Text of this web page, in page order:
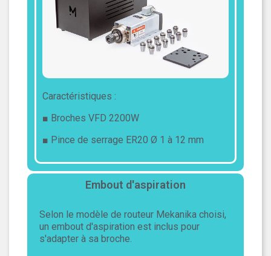
Caractéristiques :
■ Broches VFD 2200W
■ Pince de serrage ER20 Ø 1 à 12 mm
Embout d'aspiration
Selon le modèle de routeur Mekanika choisi,
un embout d'aspiration est inclus pour
s'adapter à sa broche.